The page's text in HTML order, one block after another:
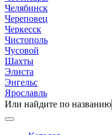
Челябинск
Череповец
Черкесск
Чистополь
Чусовой
Шахты
Элиста
Энгельс
Ярославль
Или найдите по названию